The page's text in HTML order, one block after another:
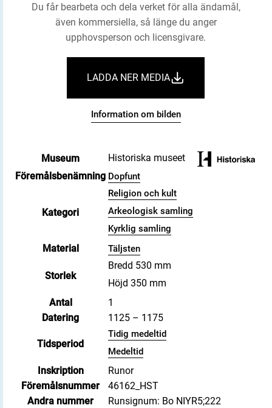
Museum
Historiska museet
Föremålsbenämning Dopfunt
Kategori
Religion och kult
Arkeologisk samling
Kyrklig samling
Material Täljsten
Storlek
Bredd 530 mm
Höjd 350 mm
Antal
1
Datering
1125 – 1175
Tidsperiod
Tidig medeltid
Medeltid
Inskription
Runor
Föremålsnummer
46162_HST
Andra nummer
Runsignum: Bo NIYR5;222
Du får bearbeta och dela verket för alla ändamål,
även kommersiella, så länge du anger
upphovsperson och licensgivare.
LADDA NER MEDIA
Information om bilden